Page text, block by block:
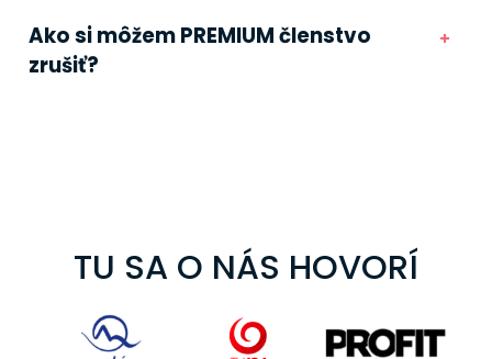
Ako si môžem PREMIUM členstvo
zrušiť?
TU SA O NÁS HOVORÍ